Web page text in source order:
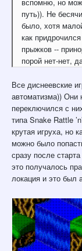
путь)). Не
было, хотя
как
прыжков --
порой нет-нет,
Все диснеевские
автоматизма)) Они
переключился с
типа Snake Rattle
крутая игруха, но
можно было
сразу после
это получалось
локация и это был